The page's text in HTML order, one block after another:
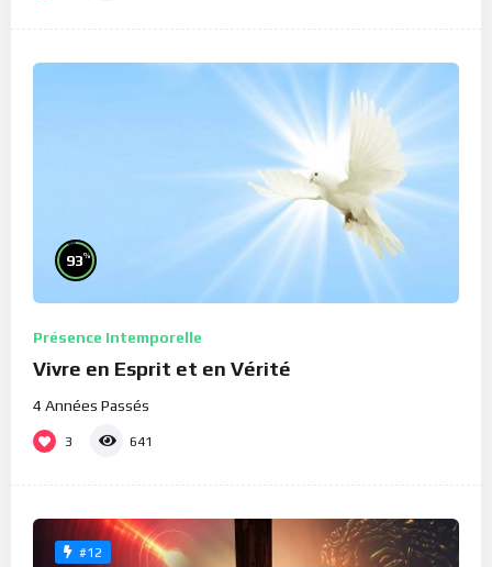
93%
Présence Intemporelle
Vivre en Esprit et en Vérité
4 Années Passés
3 641
#12